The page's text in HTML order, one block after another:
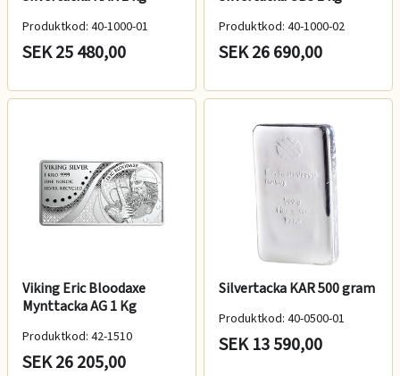
Produktkod: 40-1000-01
SEK 25 480,00
Produktkod: 40-1000-02
SEK 26 690,00
Viking Eric Bloodaxe
Mynttacka AG 1 Kg
Produktkod: 42-1510
SEK 26 205,00
Silvertacka KAR 500 gram
Produktkod: 40-0500-01
SEK 13 590,00